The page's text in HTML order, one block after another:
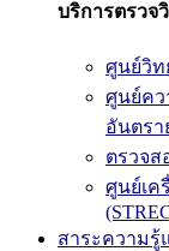
บริการตรวจ
ศูนย์วิท
ศูนย์คว
อันตรา
ตรวจ
ศูนย์เค
สาระความรู้